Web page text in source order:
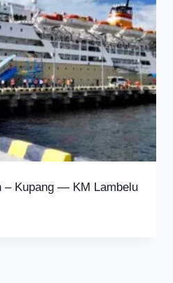
– Kupang — KM Lambelu